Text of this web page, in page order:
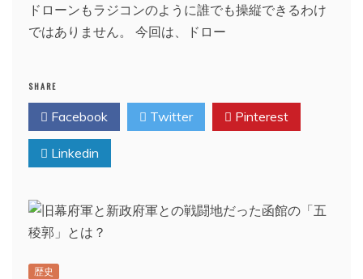
ドローンもラジコンのように誰でも操縦できるわけ
ではありません。 今回は、ドロー
SHARE
Facebook Twitter Pinterest
Linkedin
歴史